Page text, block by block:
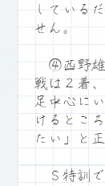
している
せん。
④西野雄
戦は２着
足中心に
けるとこ
たい」と
Ｓ特訓